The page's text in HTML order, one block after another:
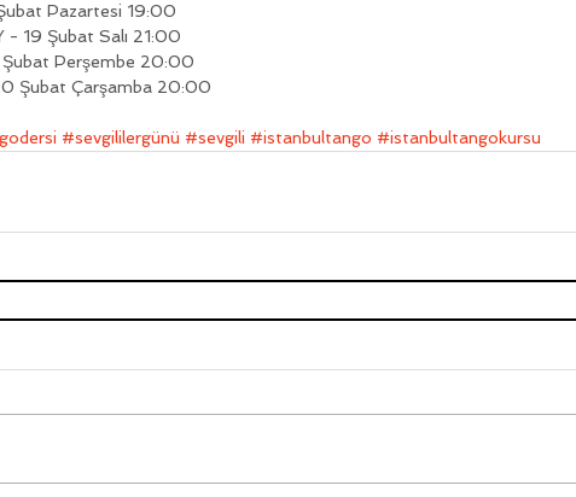
Pazartesi 19:00
- 19 Şubat Salı 21:00
Şubat Perşembe 20:00
Şubat Çarşamba 20:00
#sevgililergünü #sevgili #istanbultango #istanbultangokursu